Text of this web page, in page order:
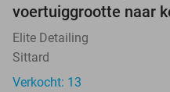
voertuiggrootte naar
Elite Detailing
Sittard
Verkocht: 13